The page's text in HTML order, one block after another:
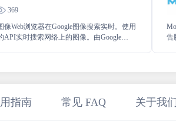
369
像Web浏览器在Google图像搜索实时。使用
API实时搜索网络上的图像。由Google
告
指南 常见 FAQ 关于我